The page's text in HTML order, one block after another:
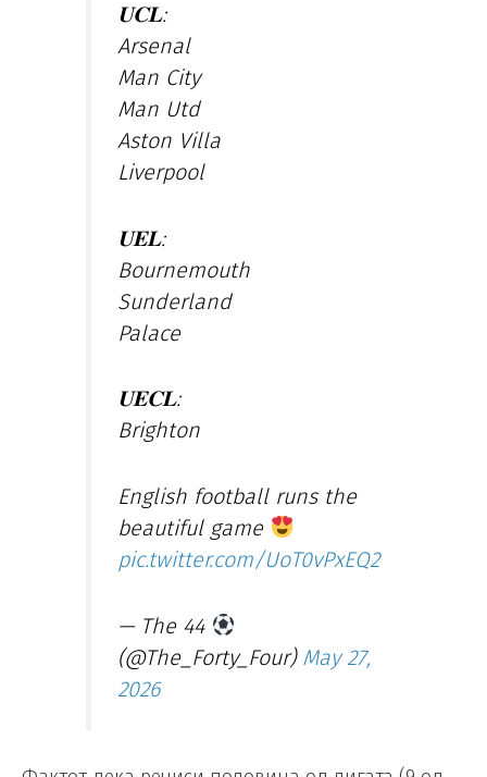
𝐔𝐂𝐋:
Arsenal
Man City
Man Utd
Aston Villa
Liverpool
𝐔𝐄𝐋:
Bournemouth
Sunderland
Palace
𝐔𝐄𝐂𝐋:
Brighton
English football runs the
beautiful game
pic.twitter.com/UoT0vPxEQ2
— The 44
(@The_Forty_Four) May 27,
2026